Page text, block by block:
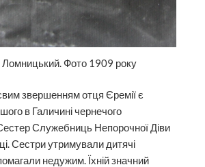
Ломницький. Фото 1909 року
звершенням отця Єремії є
в Галичині чернечого
Служебниць Непорочної Діви
Сестри утримували дитячі
недужим. Їхній значний